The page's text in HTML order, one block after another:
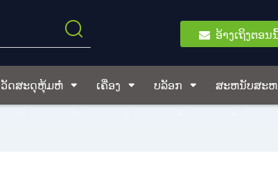
ອ້າງເຖິງຕອນ
ວັດສະດຸຫຸ້ມຫໍ່ ເຄື່ອງ ບລັອກ ສະຫນັບສະ